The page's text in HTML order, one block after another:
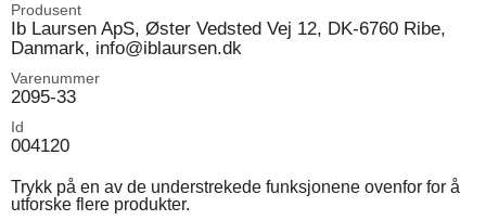
Produsent
Ib Laursen ApS, Øster Vedsted Vej 12, DK-6760 Ribe,
Danmark, info@iblaursen.dk
Varenummer
2095-33
Id
004120
Trykk på en av de understrekede funksjonene ovenfor for å
utforske flere produkter.